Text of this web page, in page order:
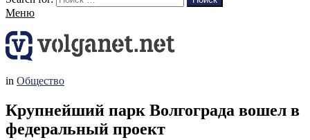
Меню
in Общество
Крупнейший парк Волгограда вошел в
федеральный проект